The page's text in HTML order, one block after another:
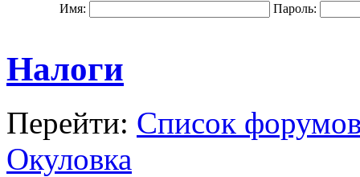
Имя: Пароль:
Налоги
Перейти: Список
Окуловка